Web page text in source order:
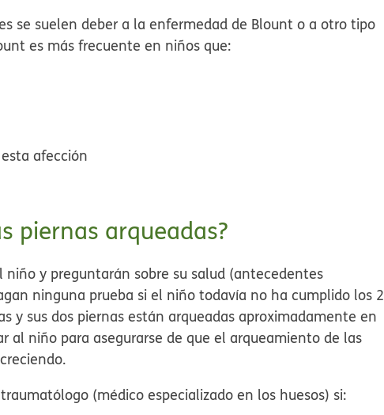
se suelen deber a la enfermedad de Blount o a otro tipo
es más frecuente en niños que:
afección
piernas arqueadas?
y preguntarán sobre su salud (antecedentes
ninguna prueba si el niño todavía no ha cumplido los 2
y sus dos piernas están arqueadas aproximadamente en
al niño para asegurarse de que el arqueamiento de las
(médico especializado en los huesos) si: